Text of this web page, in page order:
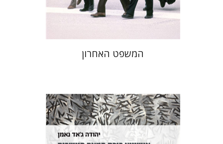
$46
$41
המשפט האחרון
יהודה ג'אד נאמן